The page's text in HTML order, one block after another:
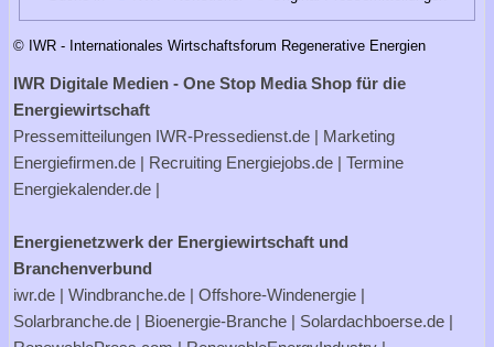
© IWR - Internationales Wirtschaftsforum Regenerative Energien
IWR Digitale Medien - One Stop Media Shop für die
Energiewirtschaft
Pressemitteilungen IWR-Pressedienst.de | Marketing
Energiefirmen.de | Recruiting Energiejobs.de | Termine
Energiekalender.de |
Energienetzwerk der Energiewirtschaft und
Branchenverbund
iwr.de | Windbranche.de | Offshore-Windenergie |
Solarbranche.de | Bioenergie-Branche | Solardachboerse.de |